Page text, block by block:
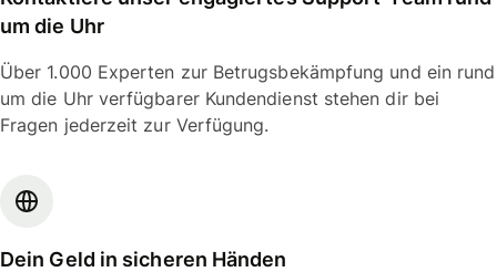
um die Uhr
Über 1.000 Experten zur Betrugsbekämpfung und ein rund
um die Uhr verfügbarer Kundendienst stehen dir bei
Fragen jederzeit zur Verfügung.
Dein Geld in sicheren Händen